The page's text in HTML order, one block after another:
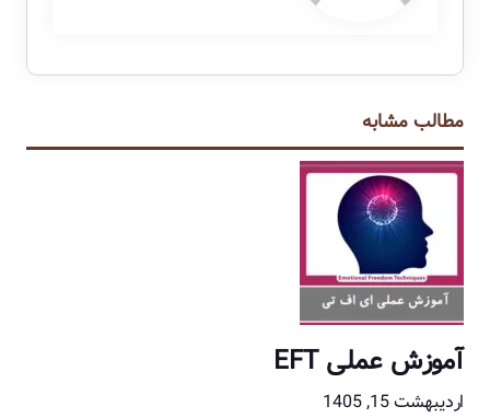
مطالب مشابه
آموزش عملی EFT
اردیبهشت 15, 1405